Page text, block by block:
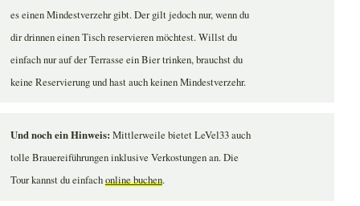
es einen Mindestverzehr gibt. Der gilt jedoch nur, wenn du
dir drinnen einen Tisch reservieren möchtest. Willst du
einfach nur auf der Terrasse ein Bier trinken, brauchst du
keine Reservierung und hast auch keinen Mindestverzehr.
Und noch ein Hinweis: Mittlerweile bietet LeVel33 auch
tolle Brauereiführungen inklusive Verkostungen an. Die
Tour kannst du einfachonline buchen.